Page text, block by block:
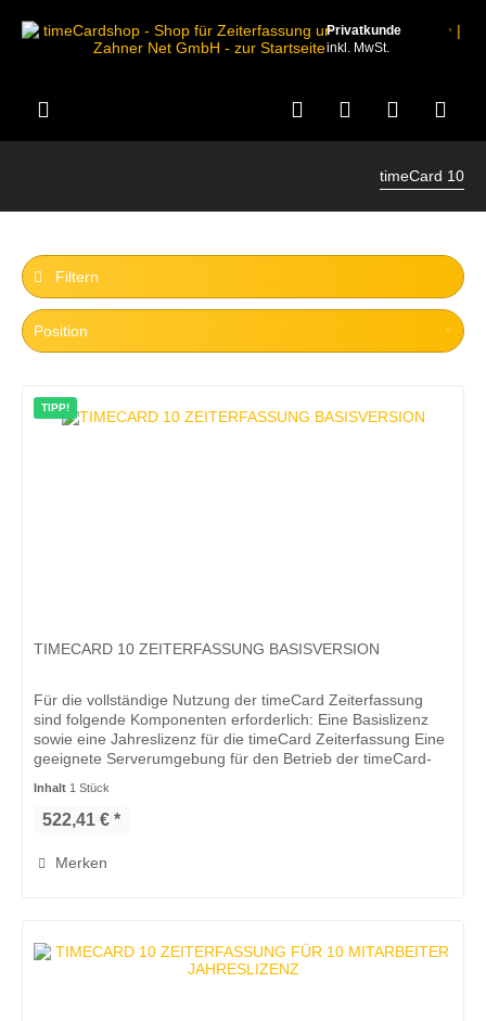
Privatkunde
inkl. MwSt.
timeCard 10
Filtern
TIPP!
TIMECARD 10 ZEITERFASSUNG BASISVERSION
Für die vollständige Nutzung der timeCard Zeiterfassung
sind folgende Komponenten erforderlich: Eine Basislizenz
sowie eine Jahreslizenz für die timeCard Zeiterfassung Eine
geeignete Serverumgebung für den Betrieb der timeCard-
Inhalt 1 Stück
522,41 € *
Merken